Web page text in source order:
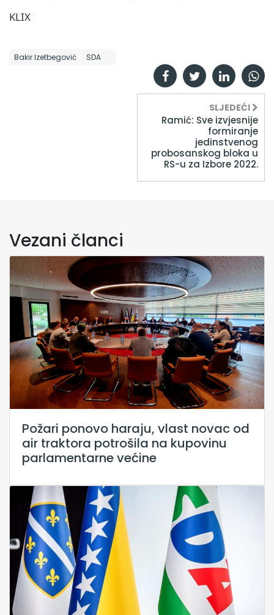
KLIX
Bakir Izetbegović SDA
SLJEDEĆI
Ramić: Sve izvjesnije
formiranje
jedinstvenog
probosanskog bloka u
RS-u za Izbore 2022.
Vezani članci
Požari ponovo haraju, vlast novac od
air traktora potrošila na kupovinu
parlamentarne većine